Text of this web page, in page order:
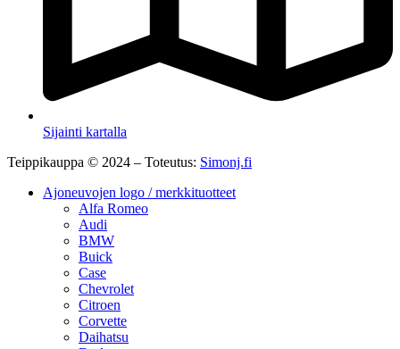
Sijainti kartalla
Teippikauppa © 2024 – Toteutus: Simonj.fi
Ajoneuvojen logo / merkkituotteet
Alfa Romeo
Audi
BMW
Buick
Case
Chevrolet
Citroen
Corvette
Daihatsu